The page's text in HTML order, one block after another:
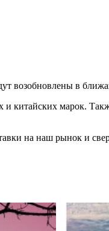
возобновлены в
марок.
на наш рынок и